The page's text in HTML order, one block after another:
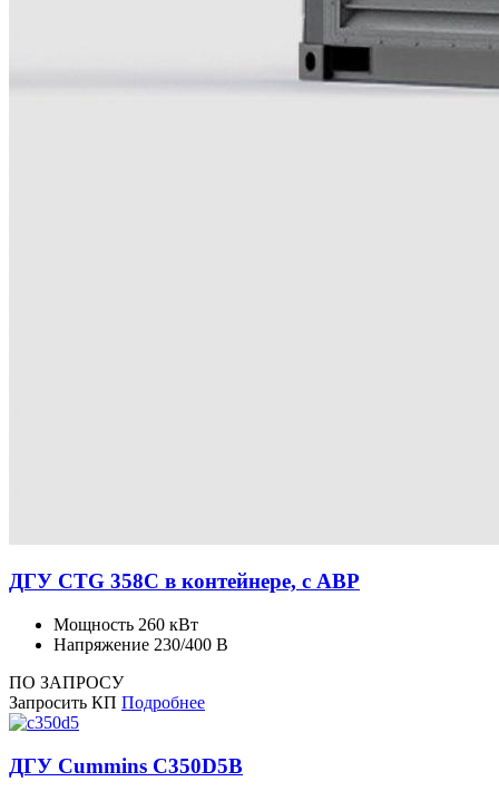
ДГУ CTG 358C в контейнере, с АВР
Мощность 260 кВт
Напряжение 230/400 В
ПО ЗАПРОСУ
Запросить КП Подробнее
ДГУ Cummins C350D5B